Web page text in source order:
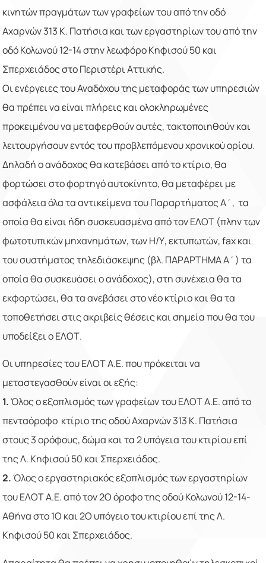
κινητών πραγμάτων των γραφείων του από την οδό
Αχαρνών 313 Κ. Πατήσια και των εργαστηρίων του από την
οδό Κολωνού 12-14 στην λεωφόρο Κηφισού 50 και
Σπερχειάδος στο Περιστέρι Αττικής.
Οι ενέργειες του Αναδόχου της μεταφοράς των υπηρεσιών
θα πρέπει να είναι πλήρεις και ολοκληρωμένες
προκειμένου να μεταφερθούν αυτές, τακτοποιηθούν και
λειτουργήσουν εντός του προβλεπόμενου χρονικού ορίου.
Δηλαδή ο ανάδοχος θα κατεβάσει από το κτίριο, θα
φορτώσει στο φορτηγό αυτοκίνητο, θα μεταφέρει με
ασφάλεια όλα τα αντικείμενα του Παραρτήματος Α΄, τα
οποία θα είναι ήδη συσκευασμένα από τον ΕΛΟΤ (πλην των
φωτοτυπικών μηχανημάτων, των Η/Υ, εκτυπωτών, fax και
του συστήματος τηλεδιάσκεψης (βλ. ΠΑΡΑΡΤΗΜΑ Α΄) τα
οποία θα συσκευάσει ο ανάδοχος), στη συνέχεια θα τα
εκφορτώσει, θα τα ανεβάσει στο νέο κτίριο και θα τα
τοποθετήσει στις ακριβείς θέσεις και σημεία που θα του
υποδείξει ο ΕΛΟΤ.
Οι υπηρεσίες του ΕΛΟΤ Α.Ε. που πρόκειται να
μεταστεγασθούν είναι οι εξής:
1.Όλος ο εξοπλισμός των γραφείων του ΕΛΟΤ Α.Ε. από το
πενταόροφο κτίριο της οδού Αχαρνών 313 Κ. Πατήσια
στους 3 ορόφους, δώμα και τα 2 υπόγεια του κτιρίου επί
της Λ. Κηφισού 50 και Σπερχειάδος.
2.Όλος ο εργαστηριακός εξοπλισμός των εργαστηρίων
του ΕΛΟΤ Α.Ε. από τον 2Ο όροφο της οδού Κολωνού 12-14-
Αθήνα στο 1Ο και 2Ο υπόγειο του κτιρίου επί της Λ.
Κηφισού 50 και Σπερχειάδος.